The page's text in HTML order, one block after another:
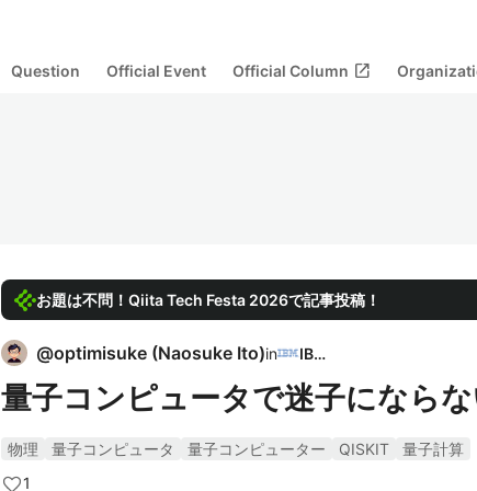
Question Official Event Official Column open_in_new
お題は不問！Qiita Tech Festa 2026で記事投稿！
@optimisuke (Naosuke Ito)in IBM
量子コンピュータで迷子になら
物理 量子コンピュータ 量子コンピューター QISKIT
量子計算
1